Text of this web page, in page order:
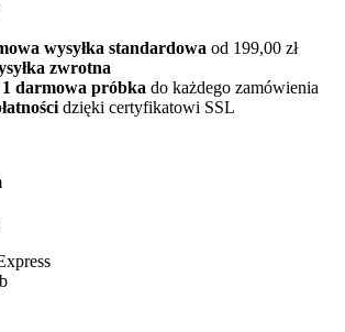
wysyłka standardowa od 199,00 zł
zwrotna
darmowa próbka do każdego zamówienia
dzięki certyfikatowi SSL